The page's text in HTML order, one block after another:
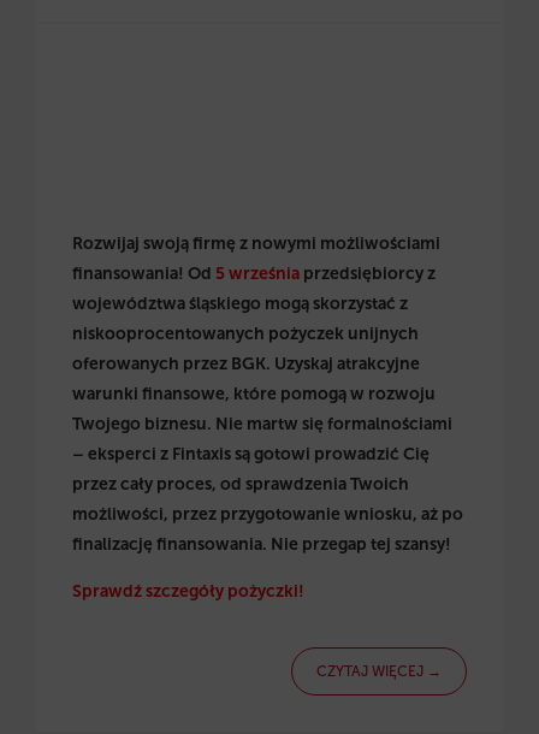
Rozwijaj swoją firmę z nowymi możliwościami
finansowania! Od 5 września przedsiębiorcy z
województwa śląskiego mogą skorzystać z
niskooprocentowanych pożyczek unijnych
oferowanych przez BGK. Uzyskaj atrakcyjne
warunki finansowe, które pomogą w rozwoju
Twojego biznesu. Nie martw się formalnościami
– eksperci z Fintaxis są gotowi prowadzić Cię
przez cały proces, od sprawdzenia Twoich
możliwości, przez przygotowanie wniosku, aż po
finalizację finansowania. Nie przegap tej szansy!
Sprawdź szczegóły pożyczki!
CZYTAJ WIĘCEJ →